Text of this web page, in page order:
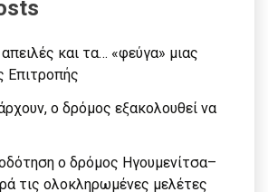
και τα… «φεύγα» μιας
Επιτροπής
ο δρόμος εξακολουθεί να
ο δρόμος Ηγουμενίτσα–
τις ολοκληρωμένες μελέτες